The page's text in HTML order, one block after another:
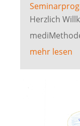
Herzlich
mehr lesen